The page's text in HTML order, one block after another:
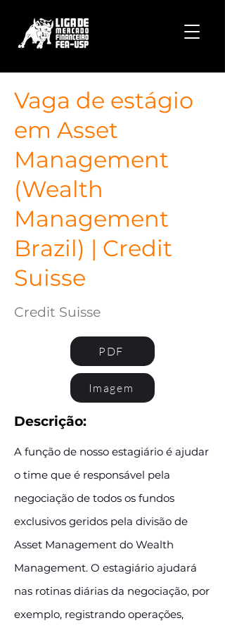
Vaga de estágio
em Asset
Management
(Wealth
Management
Brazil) | Credit
Suisse
Credit Suisse
PDF
Imagem
Descrição:
A função de nosso estagiário é ajudar
o time que é responsável pela
negociação de todos os fundos
exclusivos geridos pela divisão de
Asset Management do Wealth
Management. O estagiário ajudará
nas rotinas diárias da negociação, por
exemplo, registrando operações,